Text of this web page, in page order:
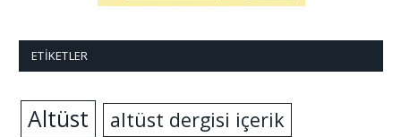
ETIKETLER
Altüst
altüst dergisi içerik